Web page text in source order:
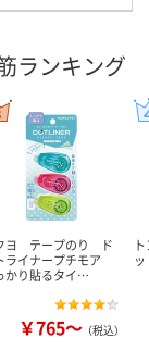
ランキング
ヨ テープのり ド
ライナープチモア
かり貼るタイ…
￥765～ （税込）